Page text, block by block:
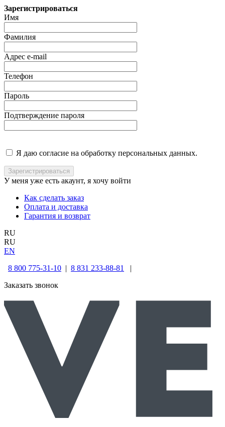
Зарегистрироваться
Имя
Фамилия
Адрес e-mail
Телефон
Пароль
Подтверждение пароля
Я даю согласие на обработку персональных данных.
У меня уже есть акаунт, я хочу войти
Как сделать заказ
Оплата и доставка
Гарантия и возврат
RU
RU
EN
8 800 775-31-10 | 8 831 233-88-81
|
Заказать звонок